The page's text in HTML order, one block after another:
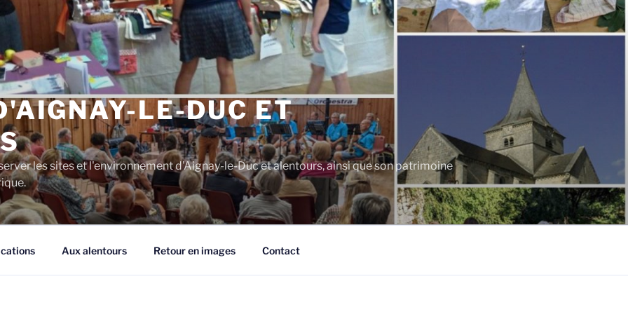
LE-DUC ET
les sites et l'environnement d'Aignay-le-Duc et alentours, ainsi que son patrimoine
Aux alentours Retour en images Contact